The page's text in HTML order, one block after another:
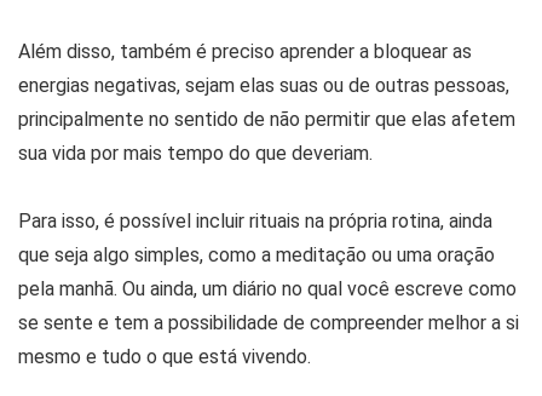
Além disso, também é preciso aprender a bloquear as
energias negativas, sejam elas suas ou de outras pessoas,
principalmente no sentido de não permitir que elas afetem
sua vida por mais tempo do que deveriam.
Para isso, é possível incluir rituais na própria rotina, ainda
que seja algo simples, como a meditação ou uma oração
pela manhã. Ou ainda, um diário no qual você escreve como
se sente e tem a possibilidade de compreender melhor a si
mesmo e tudo o que está vivendo.